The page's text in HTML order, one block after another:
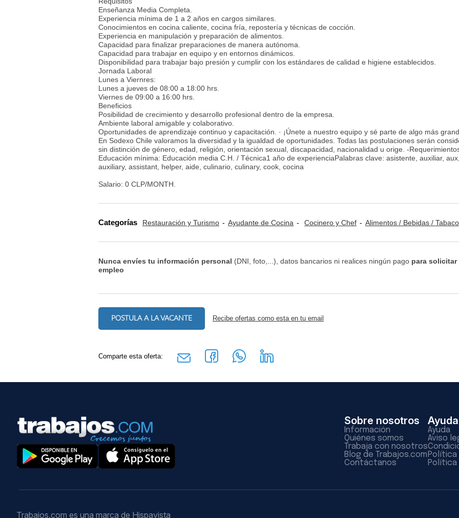
Enseñanza Media Completa.
Experiencia mínima de 1 a 2 años en cargos similares.
Conocimientos en cocina caliente, cocina fría, repostería y técnicas de cocción.
Experiencia en manipulación y preparación de alimentos.
Capacidad para finalizar preparaciones de manera autónoma.
Capacidad para trabajar en equipo y en entornos dinámicos.
Disponibilidad para trabajar bajo presión y cumplir con los estándares de calidad e higiene establecidos.
Jornada Laboral
Lunes a Viernres:
Lunes a jueves de 08:00 a 18:00 hrs.
Viernes de 09:00 a 16:00 hrs.
Beneficios
Posibilidad de crecimiento y desarrollo profesional dentro de la empresa.
Ambiente laboral amigable y colaborativo.
Oportunidades de aprendizaje continuo y capacitación. · ¡Únete a nuestro equipo y sé parte de algo más
En Sodexo Chile valoramos la diversidad y la igualdad de oportunidades. Todas las postulaciones serán
sin distinción de género, edad, religión, orientación sexual, discapacidad, nacionalidad u orige. -
Educación mínima: Educación media C.H. / Técnica1 año de experienciaPalabras clave: asistente, auxiliar, aux,
auxiliary, assistant, helper, aide, culinario, culinary, cook, cocina
Salario: 0 CLP/MONTH.
Categorías Restauración y Turismo Ayudante de Cocina Cocinero y Chef Alimentos / Bebidas / Tabaco
Nunca envíes tu información personal (DNI, foto,...), datos bancarios ni realices ningún pago para solicitar
empleo
POSTULA A LA VACANTE Recibe ofertas como esta en tu email
Comparte esta oferta:
Sobre nosotros
Información
Quiénes somos
Trabaja con nosotros
Blog de Trabajos.com
Contáctanos
Ayuda
Ayuda
Aviso
Política
Trabajos.com es una marca de Hispavista